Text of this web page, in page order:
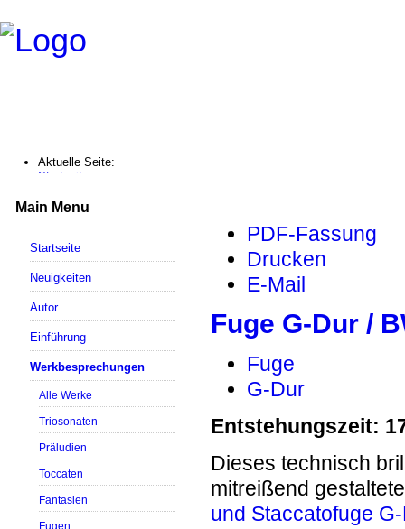
Aktuelle Seite:
Startseite
Fuge G-Dur / BWV 577
Main Menu
Startseite
Neuigkeiten
Autor
Einführung
Werkbesprechungen
Alle Werke
Triosonaten
Präludien
Toccaten
Fantasien
Fugen
PDF-Fassung
Drucken
E-Mail
Fuge G-Dur /
Fuge
G-Dur
Entstehungszeit:
Dieses technisch
mitreißend
und Staccatofuge